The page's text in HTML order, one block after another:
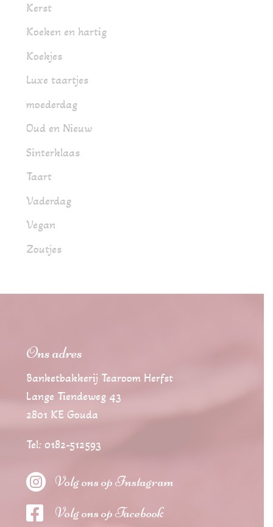
Kerst
Koeken en hartig
Koekjes
Luxe taartjes
moederdag
Oud en Nieuw
Sinterklaas
Taart
Vaderdag
Vegan
Zoutjes
Ons adres
Banketbakkerij Tearoom Herfst
Lange Tiendeweg 43
2801 KE Gouda
Tel: 0182-512593
 Volg ons op Instagram
 Volg ons op Facebook